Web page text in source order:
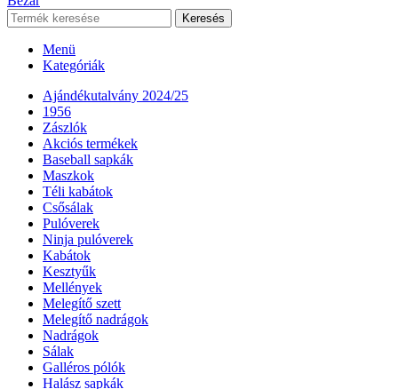
Keresés
Menü
Kategóriák
Ajándékutalvány 2024/25
1956
Zászlók
Akciós termékek
Baseball sapkák
Maszkok
Téli kabátok
Csősálak
Pulóverek
Ninja pulóverek
Kabátok
Kesztyűk
Mellények
Melegítő szett
Melegítő nadrágok
Nadrágok
Sálak
Galléros pólók
Halász sapkák